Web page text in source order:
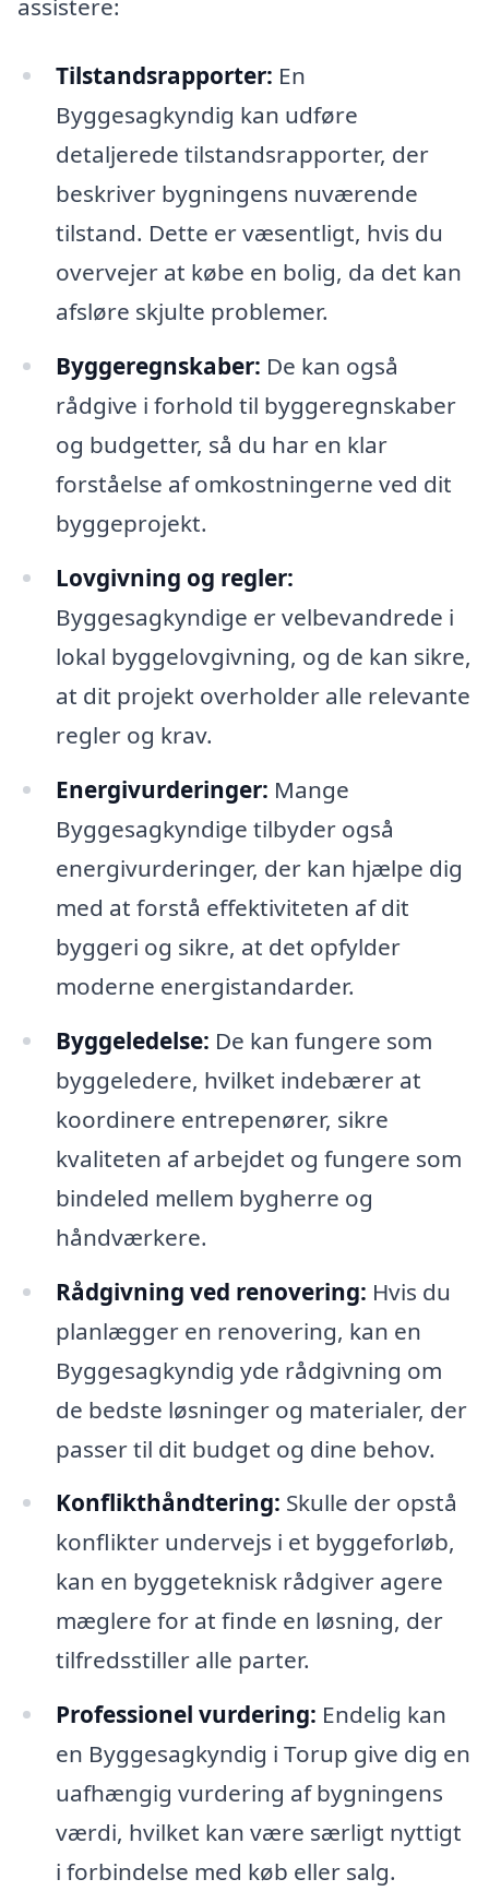
Tilstandsrapporter: En
Byggesagkyndig kan udføre
detaljerede tilstandsrapporter, der
beskriver bygningens nuværende
tilstand. Dette er væsentligt, hvis du
overvejer at købe en bolig, da det kan
afsløre skjulte problemer.
Byggeregnskaber: De kan også
rådgive i forhold til byggeregnskaber
og budgetter, så du har en klar
forståelse af omkostningerne ved dit
byggeprojekt.
Lovgivning og regler:
Byggesagkyndige er velbevandrede i
lokal byggelovgivning, og de kan sikre,
at dit projekt overholder alle relevante
regler og krav.
Energivurderinger: Mange
Byggesagkyndige tilbyder også
energivurderinger, der kan hjælpe dig
med at forstå effektiviteten af dit
byggeri og sikre, at det opfylder
moderne energistandarder.
Byggeledelse: De kan fungere som
byggeledere, hvilket indebærer at
koordinere entrepenører, sikre
kvaliteten af arbejdet og fungere som
bindeled mellem bygherre og
håndværkere.
Rådgivning ved renovering: Hvis du
planlægger en renovering, kan en
Byggesagkyndig yde rådgivning om
de bedste løsninger og materialer, der
passer til dit budget og dine behov.
Konflikthåndtering: Skulle der opstå
konflikter undervejs i et byggeforløb,
kan en byggeteknisk rådgiver agere
mæglere for at finde en løsning, der
tilfredsstiller alle parter.
Professionel vurdering: Endelig kan
en Byggesagkyndig i Torup give dig en
uafhængig vurdering af bygningens
værdi, hvilket kan være særligt nyttigt
i forbindelse med køb eller salg.